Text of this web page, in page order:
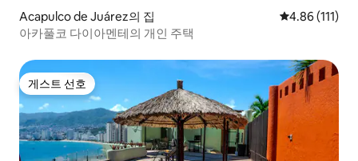
Acapulco de Juárez의 집 평점 4.86점(5
4.86 (111)
아카풀코 다이아멘테의 개인 주택
게스트 선호
게스트 선호